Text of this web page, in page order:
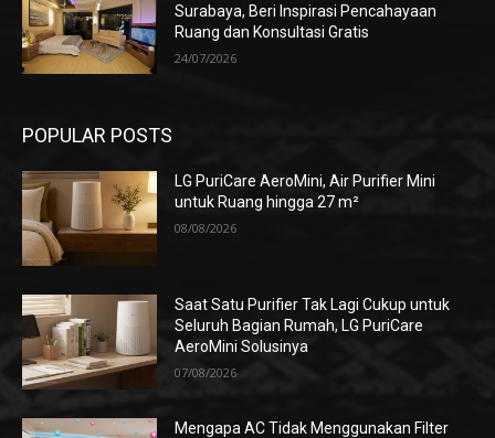
Surabaya, Beri Inspirasi Pencahayaan
Ruang dan Konsultasi Gratis
24/07/2026
POPULAR POSTS
LG PuriCare AeroMini, Air Purifier Mini
untuk Ruang hingga 27 m²
08/08/2026
Saat Satu Purifier Tak Lagi Cukup untuk
Seluruh Bagian Rumah, LG PuriCare
AeroMini Solusinya
07/08/2026
Mengapa AC Tidak Menggunakan Filter